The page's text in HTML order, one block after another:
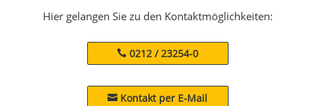
Hier gelangen Sie zu den Kontaktmöglichkeiten:
0212 / 23254-0
 Kontakt per E-Mail